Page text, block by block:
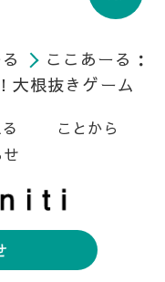
ここあーる：
大根抜きゲーム
ことから